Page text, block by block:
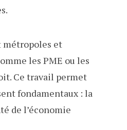
métropoles et
les PME ou les
Ce travail permet
fondamentaux : la
de l’économie